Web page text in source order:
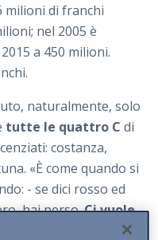
milioni di franchi
nel 2005 è
a 450 milioni.
naturalmente, solo
tutte le quattro C di
costanza,
«È come quando si
- se dici rosso ed
hai perso.Ci vuole
non arriva, fallisci!»